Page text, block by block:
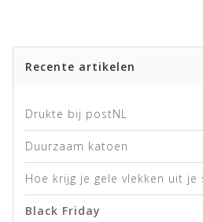
Recente artikelen
Drukte bij postNL
Duurzaam katoen
Hoe krijg je gele vlekken uit je
Black Friday